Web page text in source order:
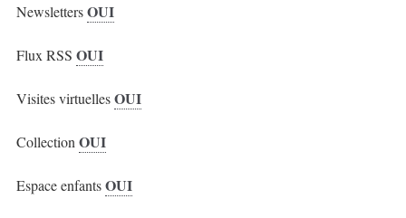
NewslettersOUI
Flux RSS OUI
Visites virtuellesOUI
Collection OUI
Espace enfantsOUI